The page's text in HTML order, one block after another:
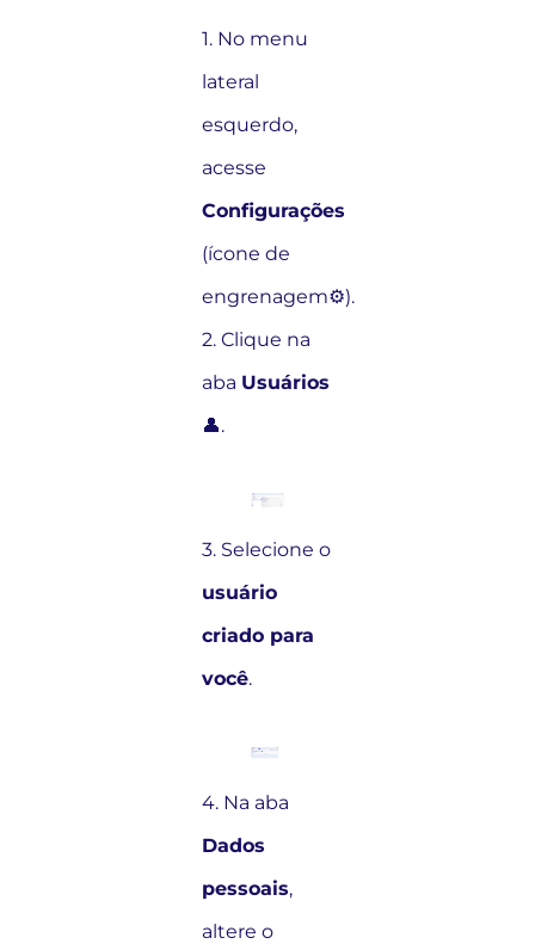
1. No menu
lateral
esquerdo,
acesse
Configurações
(ícone de
engrenagem⚙️).
2. Clique na
aba Usuários
👤.
3. Selecione o
usuário
criado para
você.
4. Na aba
Dados
pessoais,
altere o